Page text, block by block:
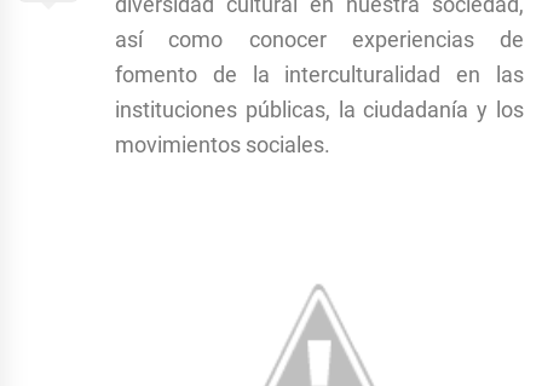
así como conocer experiencias de
fomento de la interculturalidad en las
instituciones públicas, la ciudadanía y los
movimientos sociales.